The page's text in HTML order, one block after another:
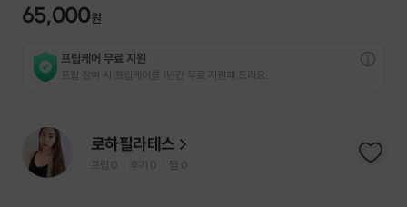
65,000원
프립케어 무료 지원
프립 참여 시 프립케어를 1년간 무료 지원해 드리요.
로하필라테스
프립 0 후기 0 찜 0